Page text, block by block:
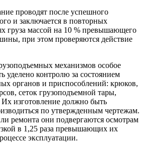
проводят после успешного
и заключается в повторных
груза массой на 10 % превышающего
при этом проверяются действие
механизмов особое
уделено контролю за состоянием
органов и приспособлений: крюков,
сеток грузоподъемной тары,
изготовление должно быть
по утвержденным чертежам.
ремонта они подвергаются осмотрам
в 1,25 раза превышающих их
эксплуатации.